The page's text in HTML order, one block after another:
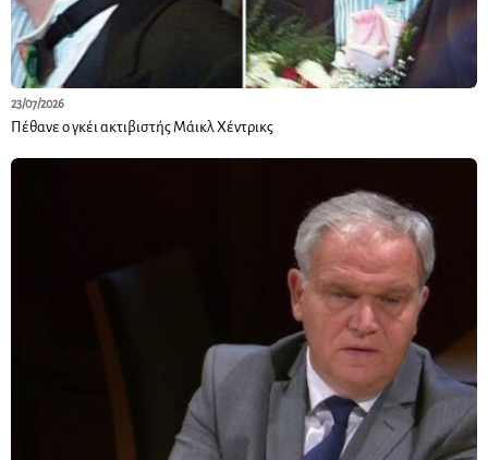
23/07/2026
Πέθανε ο γκέι ακτιβιστής Μάικλ Χέντρικς